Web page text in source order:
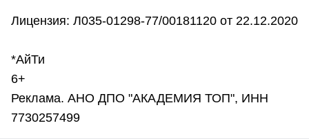
Лицензия: Л035-01298-77/00181120 от 22.12.2020
*АйТи
6+
Реклама. АНО ДПО "АКАДЕМИЯ ТОП", ИНН
7730257499